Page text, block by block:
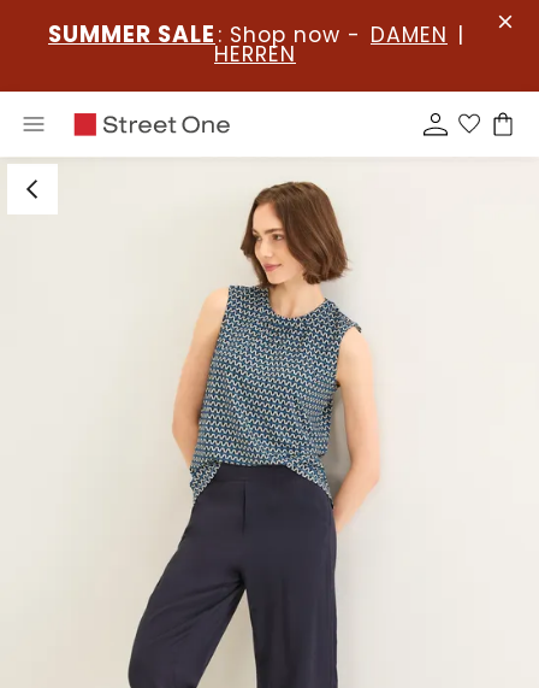
SUMMER SALE : Shop now - DAMEN |
HERREN